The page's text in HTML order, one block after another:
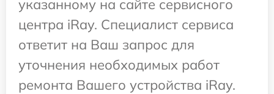
указанному на сайте сервисного
центра iRay. Специалист сервиса
ответит на Ваш запрос для
уточнения необходимых работ
ремонта Вашего устройства iRay.